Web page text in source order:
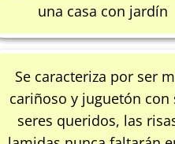
una casa con jardín
Se caracteriza por ser
cariñoso y juguetón con
seres queridos, las